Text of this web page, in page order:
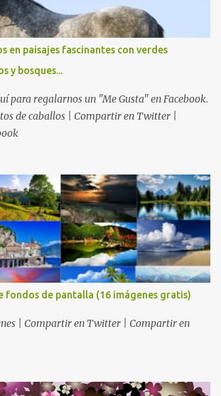
en paisajes fascinantes con verdes
y bosques...
para regalarnos un "Me Gusta" en Facebook.
de caballos | Compartir en Twitter |
fondos de pantalla (16 imágenes gratis)
| Compartir en Twitter | Compartir en